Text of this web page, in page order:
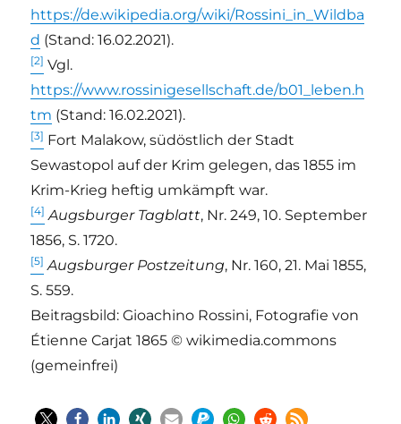
https://de.wikipedia.org/wiki/Rossini_in_Wildba
d (Stand: 16.02.2021).
[2] Vgl.
https://www.rossinigesellschaft.de/b01_leben.h
tm (Stand: 16.02.2021).
[3] Fort Malakow, südöstlich der Stadt
Sewastopol auf der Krim gelegen, das 1855 im
Krim-Krieg heftig umkämpft war.
[4] Augsburger Tagblatt, Nr. 249, 10. September
1856, S. 1720.
[5] Augsburger Postzeitung, Nr. 160, 21. Mai 1855,
S. 559.
Beitragsbild: Gioachino Rossini, Fotografie von
Étienne Carjat 1865 © wikimedia.commons
(gemeinfrei)